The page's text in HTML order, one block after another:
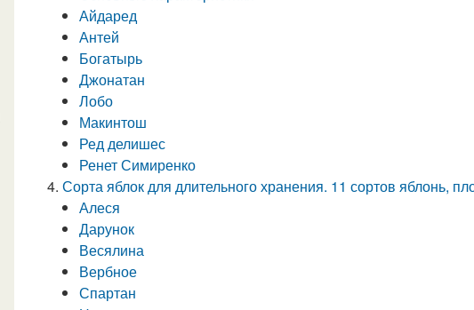
Айдаред
Антей
Богатырь
Джонатан
Лобо
Макинтош
Ред делишес
Ренет Симиренко
Сорта яблок для длительного хранения. 11 сортов яблонь,
Алеся
Дарунок
Весялина
Вербное
Спартан